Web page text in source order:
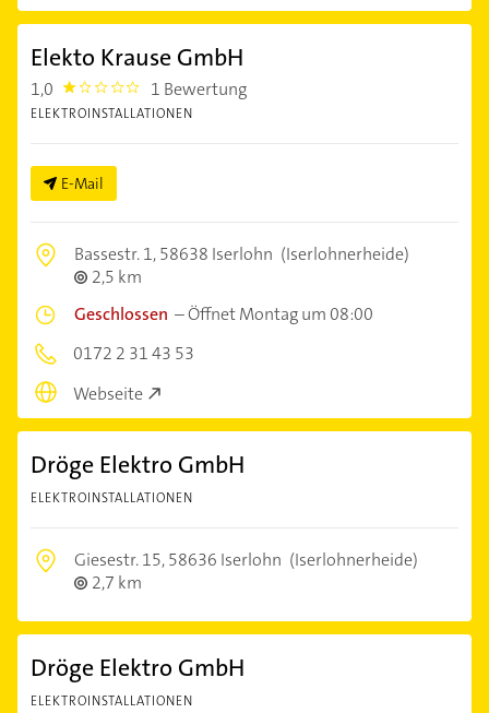
Elekto Krause GmbH
1,0 1.0 1 Bewertung
ELEKTROINSTALLATIONEN
E-Mail
Bassestr. 1,58638 Iserlohn (Iserlohnerheide)
2,5 km
Geschlossen –Öffnet Montag um 08:00
0172 2 31 43 53
Webseite
Dröge Elektro GmbH
ELEKTROINSTALLATIONEN
Giesestr. 15,58636 Iserlohn (Iserlohnerheide)
2,7 km
Dröge Elektro GmbH
ELEKTROINSTALLATIONEN